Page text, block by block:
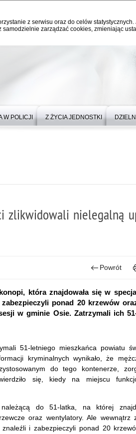
z serwisu oraz do celów
zarządzać cookies, zmieniając
W POLICJI Z ŻYCIA JEDNOSTKI
zlikwidowali nielegalną
Powrót
która znajdowała się w
ponad 20 krzewów
w gminie Osie. Zatrzymali ich
51-letniego mieszkańca powiatu
kryminalnych wynikało, że
do tego kontenerze,
się, kiedy na miejscu
do 51-latka, na której
oraz wentylatory. Ale wewnątrz
i zabezpieczyli ponad 20